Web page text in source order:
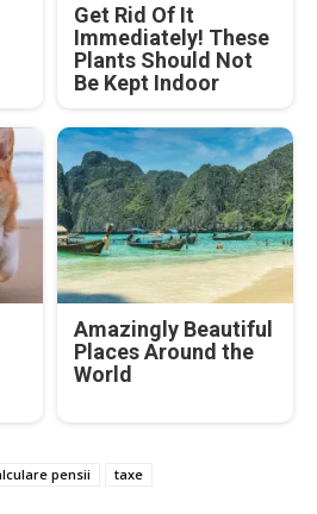
Get Rid Of It
Immediately! These
Plants Should Not
Be Kept Indoor
Amazingly Beautiful
Places Around the
World
pensii taxe